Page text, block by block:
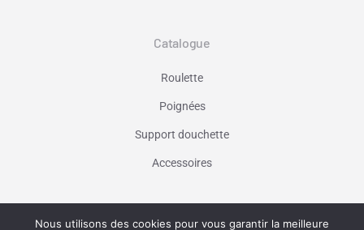
Catalogue
Roulette
Poignées
Support douchette
Accessoires
Nous utilisons des cookies pour vous garantir la meilleure